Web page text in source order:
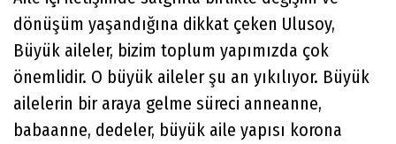
dönüşüm yaşandığına dikkat çeken Ulusoy,
Büyük aileler, bizim toplum yapımızda çok
önemlidir. O büyük aileler şu an yıkılıyor. Büyük
ailelerin bir araya gelme süreci anneanne,
babaanne, dedeler, büyük aile yapısı korona